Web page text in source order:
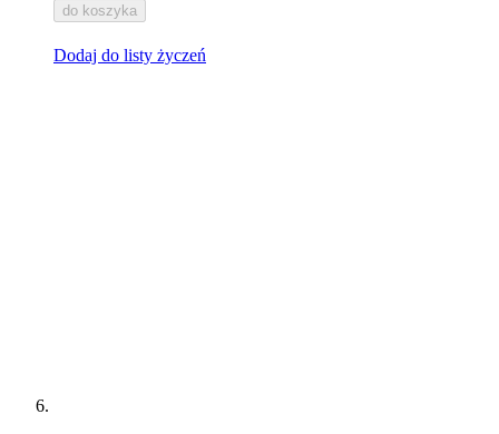
do koszyka
Dodaj do listy życzeń